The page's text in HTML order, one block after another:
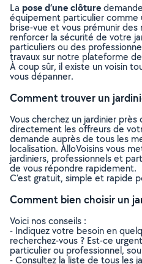
La pose d’une clôture
équipement particulier comme
brise-vue et vous prémunir des
renforcer la sécurité de votre
particuliers ou des
travaux sur notre plateforme
À coup sûr, il existe un voisin
vous dépanner.
Comment trouver un
Vous cherchez un jardinier
directement les offreurs de
demande auprès de tous les
localisation. AlloVoisins vous
jardiniers, professionnels et
de vous répondre rapidement.
C’est gratuit, simple et rapide
Comment bien choisir un
Voici nos conseils :
- Indiquez votre besoin en
recherchez-vous ? Est-ce
particulier ou professionnel,
- Consultez la liste de tous les